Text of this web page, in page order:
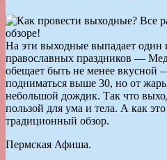
На эти выходные выпадает один
православных праздников —
обещает быть не менее вкусной
подниматься выше 30, но от
небольшой дождик. Так что
пользой для ума и тела. А как
традиционный обзор.
Пермская Афиша.